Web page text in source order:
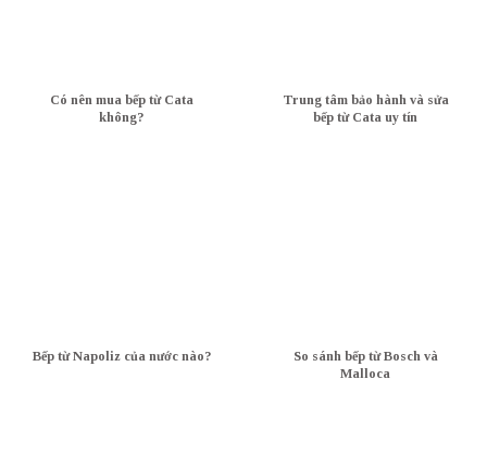
Có nên mua bếp từ Cata
không?
Trung tâm bảo hành và sửa
bếp từ Cata uy tín
Bếp từ Napoliz của nước nào?
So sánh bếp từ Bosch và
Malloca